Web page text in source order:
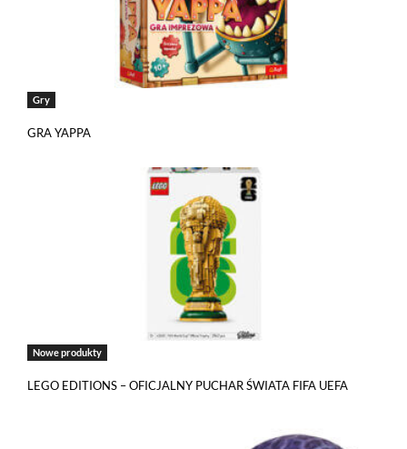
Gry
GRA YAPPA
Nowe produkty
LEGO EDITIONS – OFICJALNY PUCHAR ŚWIATA FIFA UEFA